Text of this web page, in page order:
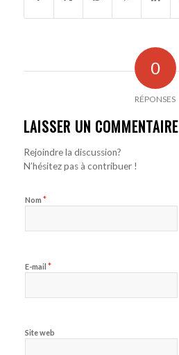
0
RÉPONSES
LAISSER UN COMMENTAIRE
Rejoindre la discussion?
N’hésitez pas à contribuer !
Nom *
E-mail *
Site web